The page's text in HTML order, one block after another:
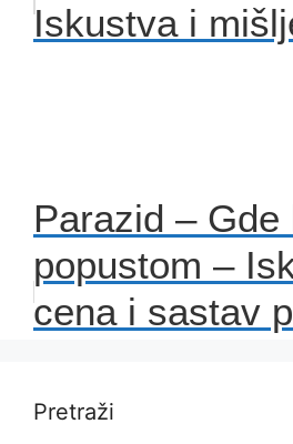
Iskustva i
Parazid –
popustom –
cena i sastav
Pretraži